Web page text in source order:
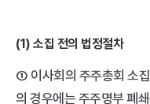
(1) 소집 전의 법정절차
① 이사회의 주주총회 소
의 경우에는 주주명부 폐